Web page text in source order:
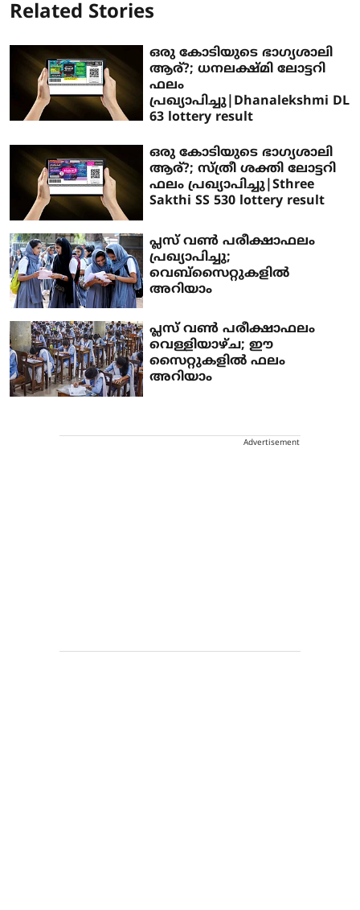
Related Stories
ഒരു കോടിയുടെ ഭാഗ്യശാലി
ആര്?; ധനലക്ഷ്മി ലോട്ടറി
ഫലം
പ്രഖ്യാപിച്ചു|Dhanalekshmi DL
63 lottery result
ഒരു കോടിയുടെ ഭാഗ്യശാലി
ആര്?; സ്ത്രീ ശക്തി ലോട്ടറി
ഫലം പ്രഖ്യാപിച്ചു|Sthree
Sakthi SS 530 lottery result
പ്ലസ് വൺ പരീക്ഷാഫലം
പ്രഖ്യാപിച്ചു;
വെബ്‌സൈറ്റുകളിൽ
അറിയാം
പ്ലസ് വൺ പരീക്ഷാഫലം
വെള്ളിയാഴ്ച; ഈ
സൈറ്റുകളിൽ ഫലം
അറിയാം
Advertisement